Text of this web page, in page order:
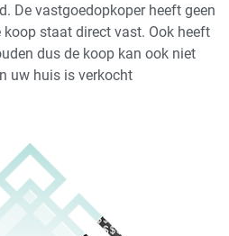
De vastgoedopkoper heeft geen
staat direct vast. Ook heeft
dus de koop kan ook niet
uw huis is verkocht